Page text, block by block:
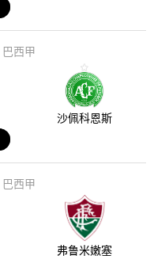
巴西甲
沙佩科恩斯
巴西甲
弗鲁米嫩塞